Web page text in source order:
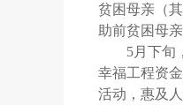
贫困母亲（
助前贫困母
5月下旬
幸福工程资金
活动，惠及